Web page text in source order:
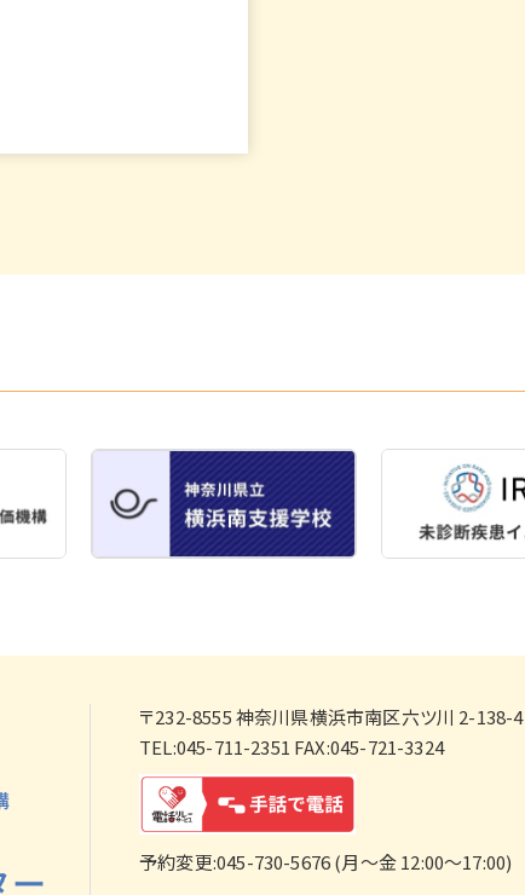
〒232-8555神奈川県横浜市南区六ツ川 2-138-4
TEL:045-711-2351 FAX:045-721-3324
予約変更:045-730-5676 (月～金 12:00～17:00)